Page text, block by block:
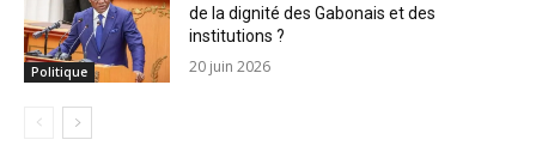
Politique
de la dignité des Gabonais et des
institutions ?
20 juin 2026